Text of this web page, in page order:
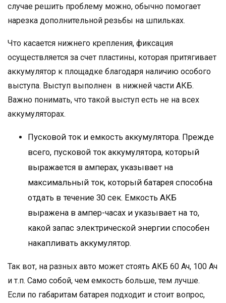
случае решить проблему можно, обычно помогает
нарезка дополнительной резьбы на шпильках.
Что касается нижнего крепления, фиксация
осуществляется за счет пластины, которая притягивает
аккумулятор к площадке благодаря наличию особого
выступа. Выступ выполнен в нижней части АКБ.
Важно понимать, что такой выступ есть не на всех
аккумуляторах.
Пусковой ток и емкость аккумулятора. Прежде
всего, пусковой ток аккумулятора, который
выражается в амперах, указывает на
максимальный ток, который батарея способна
отдать в течение 30 сек. Емкость АКБ
выражена в ампер-часах и указывает на то,
какой запас электрической энергии способен
накапливать аккумулятор.
Так вот, на разных авто может стоять АКБ 60 Ач, 100 Ач
и т.п. Само собой, чем емкость больше, тем лучше.
Если по габаритам батарея подходит и стоит вопрос,